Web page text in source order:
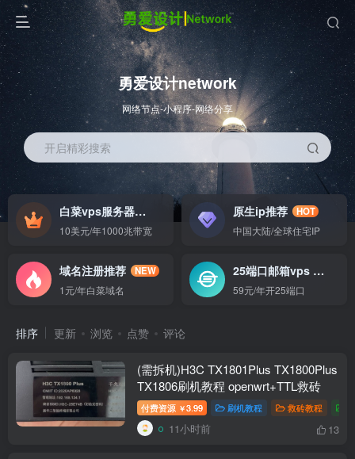
勇爱设计network
网络节点-小程序-网络分享
开启精彩搜索
白菜vps服务器HOT
10美元/年1000兆带宽
原生ip推荐
HOT
中国大陆/全球住宅IP
域名注册推荐
NEW
1元/年白菜域名
25端口邮箱vpsGO
59元/年开25端口
排序 更新 浏览 点赞 评论
(需拆机)H3C TX1801Plus TX1800Plus
TX1806刷机教程 openwrt+TTL救砖
付费资源 ￥3.99 刷机教程 救砖教程
11小时前 13